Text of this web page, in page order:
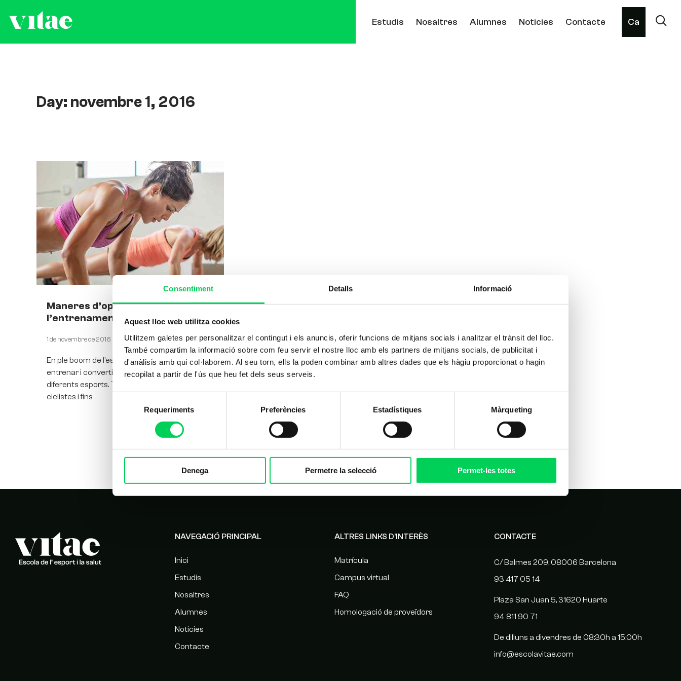
Consentiment Detalls Informació
Aquest lloc web utilitza cookies
Utilitzem galetes per personalitzar el contingut i els anuncis, oferir funcions de mitjans socials i analitzar el trànsit del lloc.
També compartim la informació sobre com feu servir el nostre lloc amb els partners de mitjans socials, de publicitat i
d'anàlisis amb qui col·laborem. Al seu torn, ells la poden combinar amb altres dades que els hàgiu proporcionat o hagin
recopilat a partir de l'ús que heu fet dels seus serveis.
consentiment
Requeriments Preferències Estadístiques Màrqueting
Denega Permetre la selecció Permet-les totes
Estudis Nosaltres Alumnes Noticies Contacte Ca
Day: novembre 1, 2016
Maneres d’optimitzar
l’entrenament
1 de novembre de 2016
En ple boom de l’esport i el fitness, tothom vol
entrenar i convertir-se en un especialista en
diferents esports. Tenim runners, tenim
ciclistes i fins
NAVEGACIÓ PRINCIPAL
Inici
Estudis
Nosaltres
Alumnes
Noticies
Contacte
ALTRES LINKS D'INTERÈS
Matrícula
Campus virtual
FAQ
Homologació de proveïdors
CONTACTE
C/ Balmes 209, 08006 Barcelona
93 417 05 14
Plaza San Juan 5, 31620 Huarte
94 811 90 71
De dilluns a divendres de 08:30h a 15:00h
info@escolavitae.com